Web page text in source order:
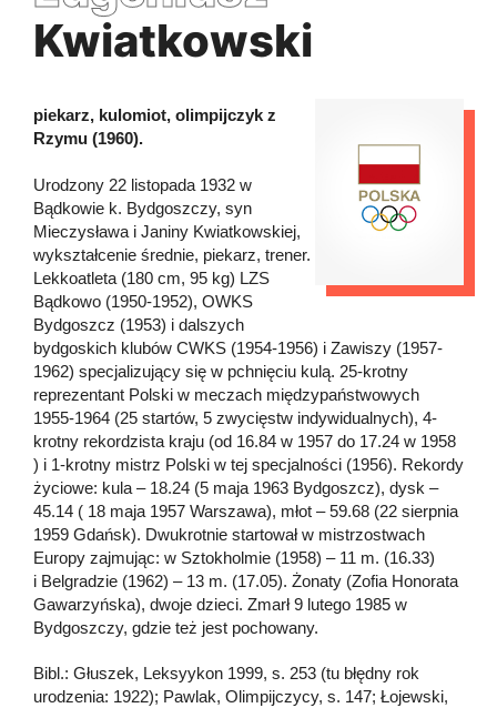
Kwiatkowski
piekarz, kulomiot, olimpijczyk z
Rzymu (1960).
Urodzony 22 listopada 1932 w
Bądkowie k. Bydgoszczy, syn
Mieczysława i Janiny Kwiatkowskiej,
wykształcenie średnie, piekarz, trener.
Lekkoatleta (180 cm, 95 kg) LZS
Bądkowo (1950-1952), OWKS
Bydgoszcz (1953) i dalszych
bydgoskich klubów CWKS (1954-1956) i Zawiszy (1957-
1962) specjalizujący się w pchnięciu kulą. 25-krotny
reprezentant Polski w meczach międzypaństwowych
1955-1964 (25 startów, 5 zwycięstw indywidualnych), 4-
krotny rekordzista kraju (od 16.84 w 1957 do 17.24 w 1958
) i 1-krotny mistrz Polski w tej specjalności (1956). Rekordy
życiowe: kula – 18.24 (5 maja 1963 Bydgoszcz), dysk –
45.14 ( 18 maja 1957 Warszawa), młot – 59.68 (22 sierpnia
1959 Gdańsk). Dwukrotnie startował w mistrzostwach
Europy zajmując: w Sztokholmie (1958) – 11 m. (16.33)
i Belgradzie (1962) – 13 m. (17.05). Żonaty (Zofia Honorata
Gawarzyńska), dwoje dzieci. Zmarł 9 lutego 1985 w
Bydgoszczy, gdzie też jest pochowany.
Bibl.: Głuszek, Leksyykon 1999, s. 253 (tu błędny rok
urodzenia: 1922); Pawlak, Olimpijczycy, s. 147; Łojewski,